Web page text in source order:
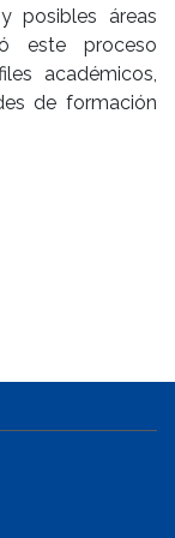
posibles áreas
este proceso
académicos,
de formación